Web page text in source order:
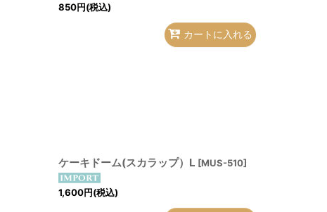
850円(税込)
カートに入れる
ケーキドーム(スカラップ）L [MUS-510]
1,600円(税込)